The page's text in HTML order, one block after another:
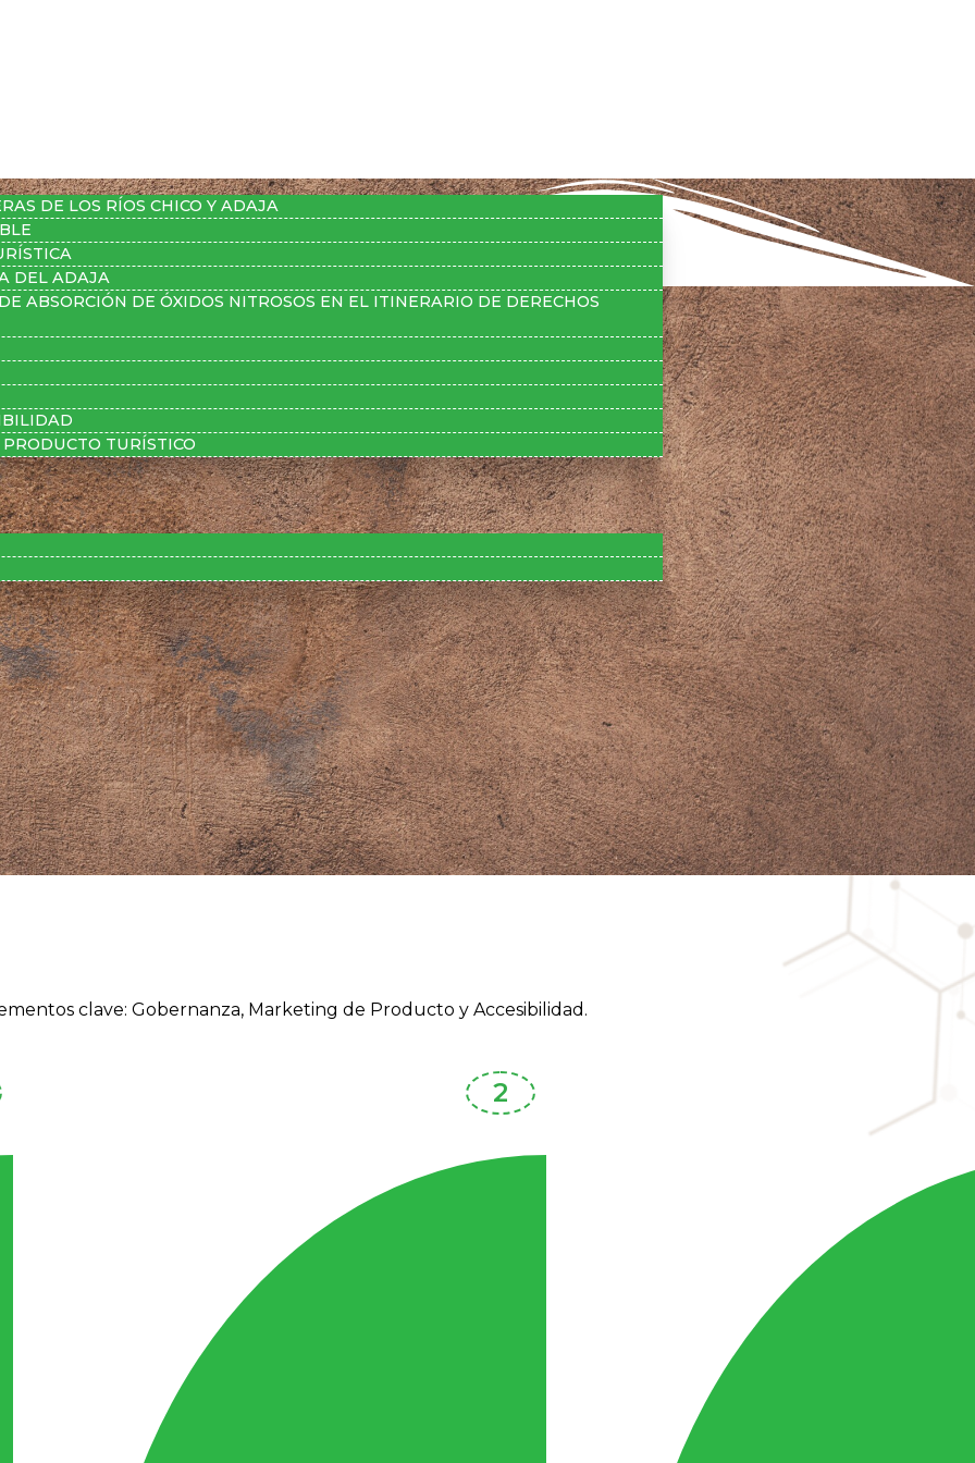
DE LOS RÍOS CHICO Y ADAJA
DEL ADAJA
ABSORCIÓN DE ÓXIDOS NITROSOS EN EL ITINERARIO DE DERECHOS
TURÍSTICO
clave: Gobernanza, Marketing de Producto y Accesibilidad.
Se propone el desarrollo de un relato
interpretativo concreto como primer paso para
alcanzar la efectividad en el marketing de
producto. Actuará como un “paraguas
interpretativo”, proporcionando sentido y
vínculo a las acciones. Se plantea responder a
dos preguntas esenciales: cómo se percibe la
ciudad de Ávila y cómo se puede desarrollar la
idea de “naturaleza urbana”. Esta actividad
incluirá la elaboración del relato y, a partir de su
creación, el diseño de un Plan de Marketing
Un destino no puede consolidarse como
sostenible en consonancia con los
Desarrollo Sostenible de la Agenda
garantiza su accesibilidad universal en el
ámbito público y privado. Por ello, se
desarrollará un diagnóstico operativo
los procesos, productos e
turística que presenta el destino. Dicho
supondrá la implementación de tres
intervenciones:
Refuerzo y mejora de la accesibilidad